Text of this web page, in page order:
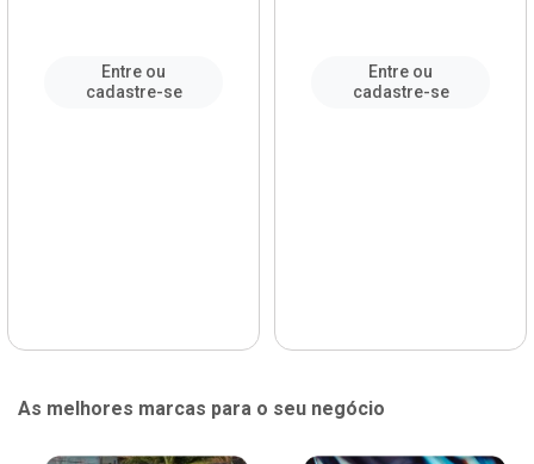
Entre ou
cadastre-se
Entre ou
cadastre-se
As melhores marcas para o seu negócio